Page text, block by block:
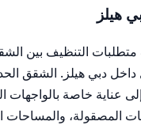
هيلز
التنظيف بين
داخل دبي هيلز. الشقق
عناية خاصة بالواجهات
المصقولة، والمساحات